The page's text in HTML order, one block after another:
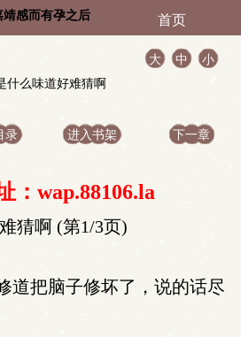
靖感而有孕之后 首页
大 中
小
什么味道好难猜啊
录 进入书架 下一章
：wap.88106.la
猜啊 (第1/3页)
道把脑子修坏了，说的话尽